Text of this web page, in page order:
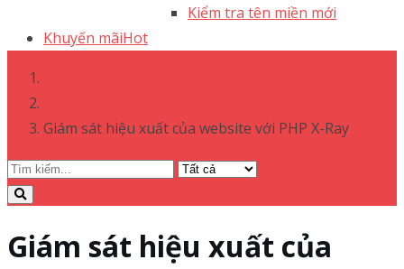
Kiểm tra tên miền mới
Khuyến mãiHot
Giám sát hiệu xuất của website với PHP X-Ray
Giám sát hiệu xuất của